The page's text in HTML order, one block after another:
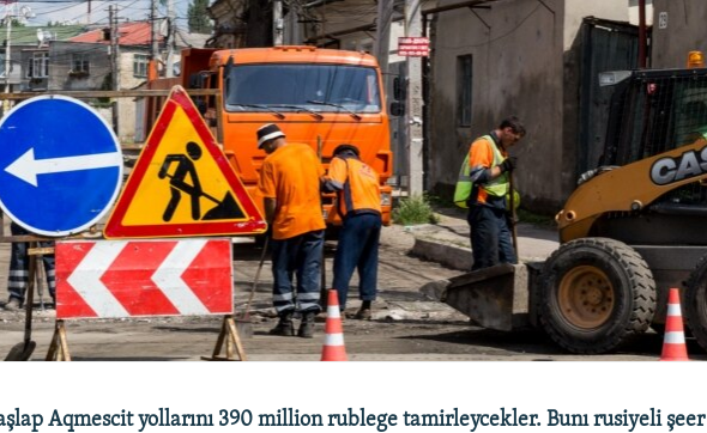
Aqmescit yollarını 390 million rublege tamirleycekler. Bunı rusiyeli şeer